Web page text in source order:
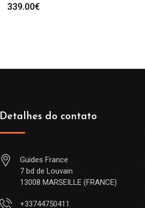
339.00€
Detalhes do contato
Guides France
7 bd de Louvain
13008 MARSEILLE (FRANCE)
+33744750411